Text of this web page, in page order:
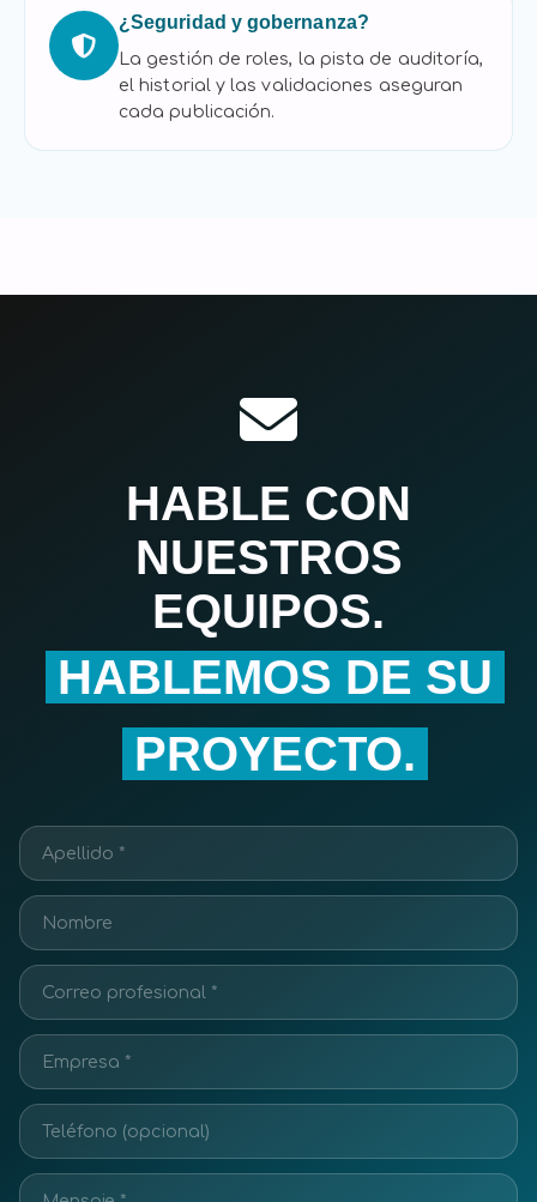
¿Seguridad y gobernanza?
La gestión de roles, la pista de auditoría,
el historial y las validaciones aseguran
cada publicación.
HABLE CON
NUESTROS
EQUIPOS.
HABLEMOS DE SU
PROYECTO.